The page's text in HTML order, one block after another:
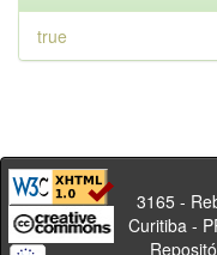
true
Av.
3165 -